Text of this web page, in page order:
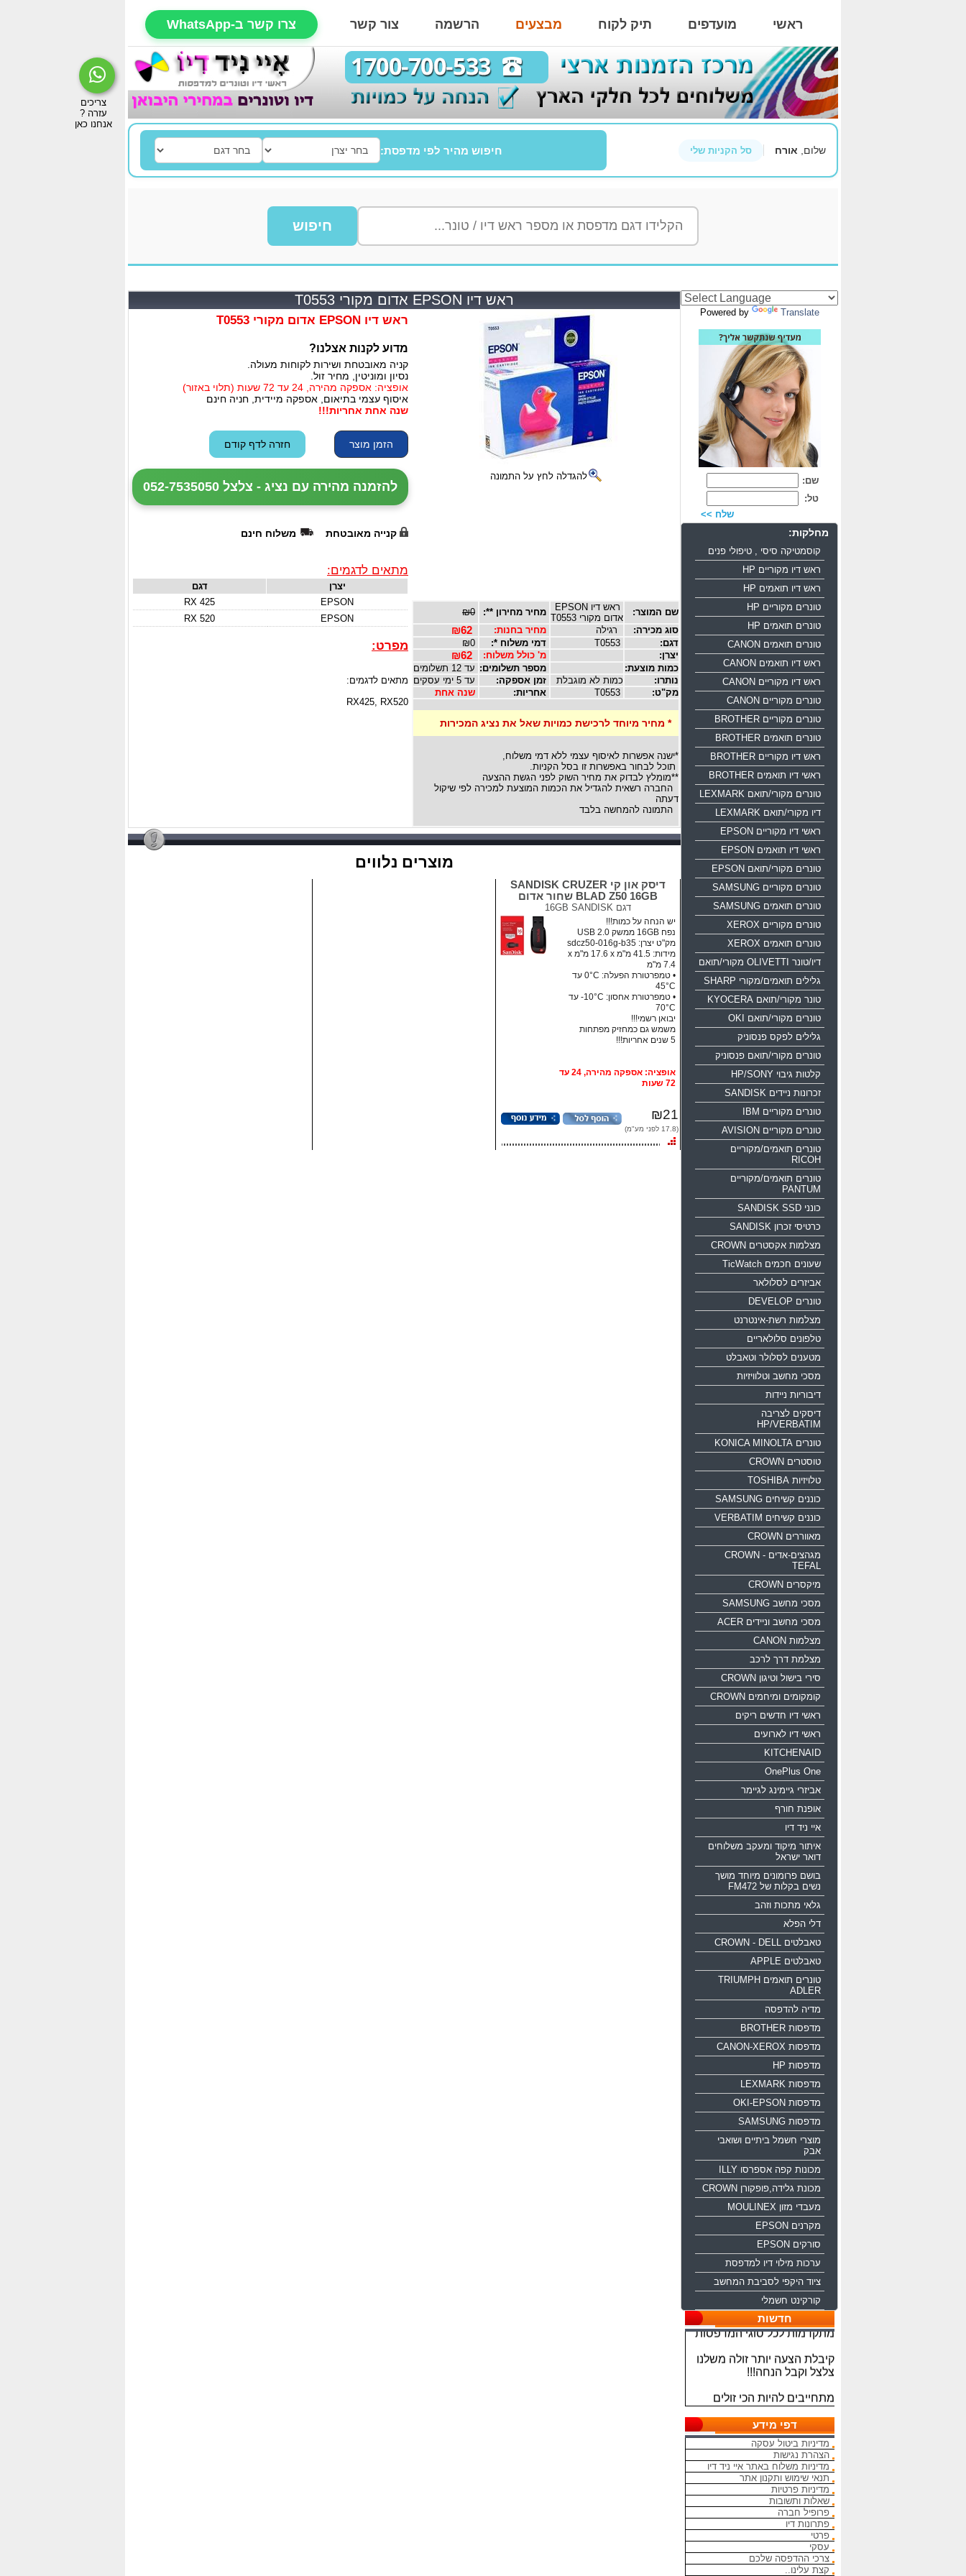
ראשי מועדפים תיק לקוח מבצעים הרשמה צור קשר צרו קשר ב-WhatsApp
שלום, אורח סל הקניות שלי חיפוש מהיר לפי מדפסת:
חיפוש
ראש דיו EPSON אדום מקורי T0553
להגדלה לחץ על התמונה
שם המוצר:
ראש דיו EPSON
אדום מקורי T0553
מחיר מחירון **:
₪0
סוג מכירה:
רגילה מחיר בחנות:
דגם: דמי משלוח *:
יצרן:
מ' כולל משלוח:
כמות מוצעת: מספר תשלומים: עד 12 תשלומים
נותרו:
כמות לא מוגבלת זמן אספקה:
עד 5 ימי עסקים
מק"ט:
אחריות: שנה אחת
* מחיר מיוחד לרכישת כמויות שאל את נציג המכירות
*ישנה אפשרות לאיסוף עצמי ללא דמי משלוח,
תוכל לבחור באפשרות זו בסל הקניות.
**מומלץ לבדוק את מחיר השוק לפני הגשת ההצעה
החברה רשאית להגדיל את הכמות המוצעת למכירה לפי שיקול
דעתה
התמונה להמחשה בלבד
ראש דיו EPSON אדום מקורי T0553
מדוע לקנות אצלנו?
קניה מאובטחת ושירות לקוחות מעולה.
נסיון ומוניטין, מחיר זול.
אופציה: אספקה מהירה, 24 עד 72 שעות (תלוי באזור)
איסוף עצמי בתיאום, אספקה מיידית, חניה חינם
שנה אחת אחריות!!!
להזמנה מהירה עם נציג - צלצל 052-7535050
קנייה מאובטחת משלוח חינם
מתאים לדגמים:
יצרן
דגם
EPSON
RX 425
EPSON
RX 520
מפרט:
מתאים לדגמים:
RX425, RX520
מוצרים נלווים
דיסק און קי SANDISK CRUZER
BLAD Z50 16GB שחור אדום
דגם 16GB SANDISK
יש הנחה על כמות!!!
נפח 16GB ממשק USB 2.0
מק"ט יצרן: sdcz50-016g-b35
מידות: ‏41.5 מ"מ x ‏17.6 מ"מ x
• טמפרטורת הפעלה: ‏0°C עד
45°C
• טמפרטורת אחסון:‏ 10°C- עד
70°C
יבואן רשמי!!!
משמש גם כמחזיק מפתחות
5 שנים אחריות!!!
אופציה: אספקה מהירה, 24 עד
72 שעות
₪21
(17.8 לפני מע"מ)
Powered by Translate
שם:
טל:
שלח >>
מחלקות:
קוסמטיקה סיסי , טיפולי פנים
ראש דיו מקוריים HP
ראש דיו תואמים HP
טונרים מקוריים HP
טונרים תואמים HP
טונרים תואמים CANON
ראש דיו תואמים CANON
ראש דיו מקוריים CANON
טונרים מקוריים CANON
טונרים מקוריים BROTHER
טונרים תואמים BROTHER
ראש דיו מקוריים BROTHER
ראשי דיו תואמים BROTHER
טונרים מקורי/תואם LEXMARK
דיו מקורי/תואם LEXMARK
ראשי דיו מקוריים EPSON
ראשי דיו תואמים EPSON
טונרים מקורי/תואם EPSON
טונרים מקוריים SAMSUNG
טונרים תואמים SAMSUNG
טונרים מקוריים XEROX
טונרים תואמים XEROX
דיו/טונר OLIVETTI מקורי/תואם
גלילים תואמים/מקורי SHARP
טונר מקורי/תואם KYOCERA
טונרים מקורי/תואם OKI
גלילים לפקס פנסוניק
טונרים מקורי/תואם פנסוניק
קלטות גיבוי HP/SONY
זכרונות ניידים SANDISK
טונרים מקוריים IBM
טונרים מקוריים AVISION
טונרים תואמים/מקוריים
RICOH
טונרים תואמים/מקוריים
PANTUM
כונני SANDISK SSD
כרטיסי זכרון SANDISK
מצלמות אקסטרים CROWN
שעונים חכמים TicWatch
אביזרים לסלולאר
טונרים DEVELOP
מצלמות רשת-אינטרנט
טלפונים סלולאריים
מטענים לסלולר וטאבלט
מסכי מחשב וטלוויזיות
דיבוריות ניידות
דיסקים לצריבה
HP/VERBATIM
טונרים KONICA MINOLTA
טוסטרים CROWN
טלויזיות TOSHIBA
כוננים קשיחים SAMSUNG
כוננים קשיחים VERBATIM
מאווררים CROWN
מגהצים-אדים CROWN -
TEFAL
מיקסרים CROWN
מסכי מחשב SAMSUNG
מסכי מחשב וניידים ACER
מצלמות CANON
מצלמת דרך לרכב
סירי בישול וטיגון CROWN
קומקומים ומיחמים CROWN
ראשי דיו חדשים ריקים
ראשי דיו לארועים
KITCHENAID
OnePlus One
אביזרי גיימינג לגיימר
אופנת חורף
איי ניד דיו
איתור מיקוד ומעקב משלוחים
דואר ישראל
בושם פרומונים מיוחד מושך
נשים בקלות של FM472
גלאי מתכות וזהב
דלי הפלא
טאבלטים CROWN - DELL
טאבלטים APPLE
טונרים תואמים TRIUMPH
ADLER
מדיה להדפסה
מדפסות BROTHER
מדפסות CANON-XEROX
מדפסות HP
מדפסות LEXMARK
מדפסות OKI-EPSON
מדפסות SAMSUNG
מוצרי חשמל ביתיים ושואבי
אבק
מכונות קפה אספרסו ILLY
מכונת גלידה,פופקורן CROWN
מעבדי מזון MOULINEX
מקרנים EPSON
סורקים EPSON
ערכות מילוי דיו למדפסת
ציוד היקפי לסביבת המחשב
קורקינט חשמלי
חדשות
ברוכים הבאים לחברת איי ניד
דיו משווקת טכנולוגיות דיו
מתקדמות לכל סוגי המדפסות
צלצל וקבל הנחה!!!
בארץ בראשי הדיו והטונרים
מהיום להיום
המחירים באתר אינם סופיים,יש
הנחה על קניה כמותית פרטים
במרכז ההזמנות
מאמינים אך ורק ביחס אישי
הוגן ובהקשבה
ללקוחות.בזכותכם הצלחתנו
בכל שאלה עניין והתלבטות אין
סיבה להסס - בשביל זה אנחנו
דפי מידע
מדיניות ביטול עסקה
הצהרת נגישות
מדיניות משלוח באתר איי ניד דיו
תנאי שימוש ותקנון אתר
מדיניות פרטיות
שאלות ותשובות
פרופיל חברה
פתרונות דיו
פרטי
עסקי
צרכי ההדפסה שלכם
קצת עלינו..